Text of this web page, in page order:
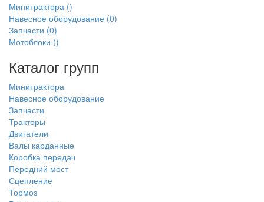
Минитрактора ()
Навесное оборудование (0)
Запчасти (0)
Мотоблоки ()
Каталог групп
Минитрактора
Навесное оборудование
Запчасти
Тракторы
Двигатели
Валы карданные
Коробка передач
Передний мост
Сцепление
Тормоз